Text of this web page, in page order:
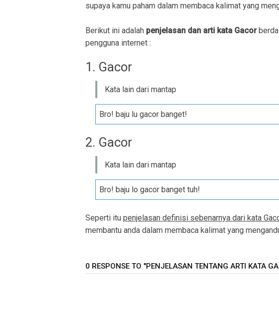
supaya kamu paham dalam membaca kalimat yang
Berikut ini adalah penjelasan dan arti kata Gacor
pengguna internet :
1. Gacor
Kata lain dari mantap
Bro! baju lu gacor banget!
2. Gacor
Kata lain dari mantap
Bro! baju lo gacor banget tuh!
Seperti itu penjelasan definisi sebenarnya dari kata
membantu anda dalam membaca kalimat yang
0 RESPONSE TO "PENJELASAN TENTANG ARTI KATA